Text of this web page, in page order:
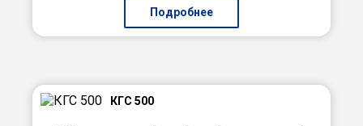
Подробнее
КГС 500